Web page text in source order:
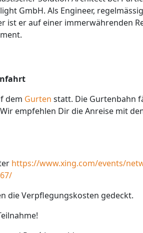
GmbH. Als Engineer,
ist er auf einer immerwährenden
dem Gurten statt. Die Gurtenbahn
empfehlen Dir die Anreise mit
https://www.xing.com/events/
die Verpflegungskosten gedeckt.